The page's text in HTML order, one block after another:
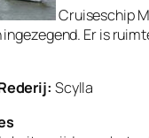
Cruiseschip
ingezegend. Er is
Scylla